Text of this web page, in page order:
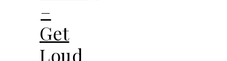
–
Get
Loud